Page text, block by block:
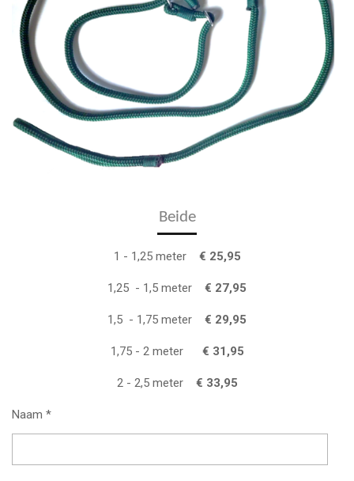
Beide
1 - 1,25 meter € 25,95
1,25 - 1,5 meter € 27,95
1,5 - 1,75 meter € 29,95
1,75 - 2 meter € 31,95
2 - 2,5 meter € 33,95
Naam *